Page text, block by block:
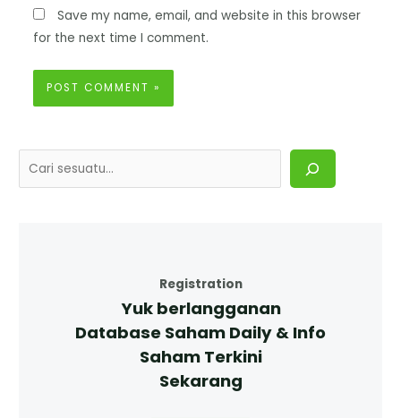
Save my name, email, and website in this browser
for the next time I comment.
Registration
Yuk berlangganan
Database Saham Daily & Info
Saham Terkini
Sekarang